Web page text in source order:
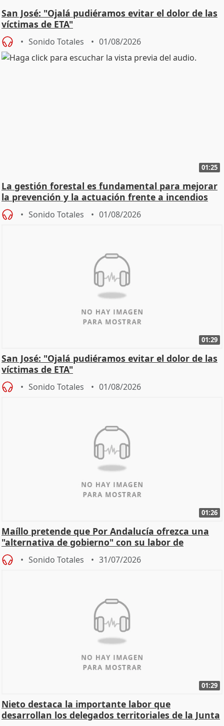
San José: "Ojalá pudiéramos evitar el dolor de las
víctimas de ETA"
Sonido Totales 01/08/2026
01:25
La gestión forestal es fundamental para mejorar
la prevención y la actuación frente a incendios
Sonido Totales 01/08/2026
01:29
San José: "Ojalá pudiéramos evitar el dolor de las
víctimas de ETA"
Sonido Totales 01/08/2026
01:26
Maíllo pretende que Por Andalucía ofrezca una
"alternativa de gobierno" con su labor de
oposición
Sonido Totales 31/07/2026
01:29
Nieto destaca la importante labor que
desarrollan los delegados territoriales de la Junta